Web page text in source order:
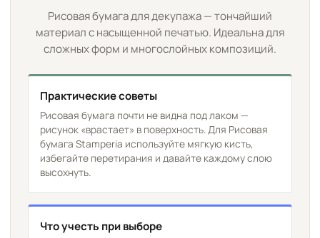
Рисовая бумага для декупажа — тончайший
материал с насыщенной печатью. Идеальна для
сложных форм и многослойных композиций.
Практические советы
Рисовая бумага почти не видна под лаком —
рисунок «врастает» в поверхность. Для Рисовая
бумага Stamperia используйте мягкую кисть,
избегайте перетирания и давайте каждому слою
высохнуть.
Что учесть при выборе